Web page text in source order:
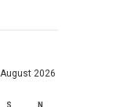
August 2026
S N